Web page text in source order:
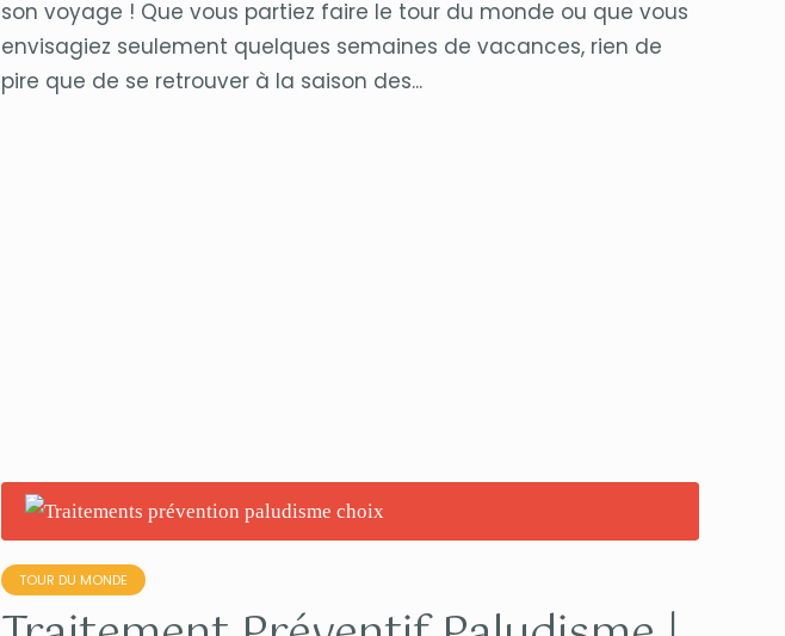
son voyage ! Que vous partiez faire le tour du monde ou que vous
envisagiez seulement quelques semaines de vacances, rien de
pire que de se retrouver à la saison des...
TOUR DU MONDE